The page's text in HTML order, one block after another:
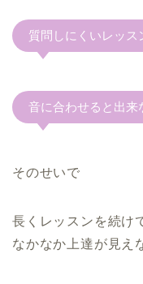
質問しにくいレッス
音に合わせると出来
そのせいで
長くレッスンを続け
なかなか上達が見え